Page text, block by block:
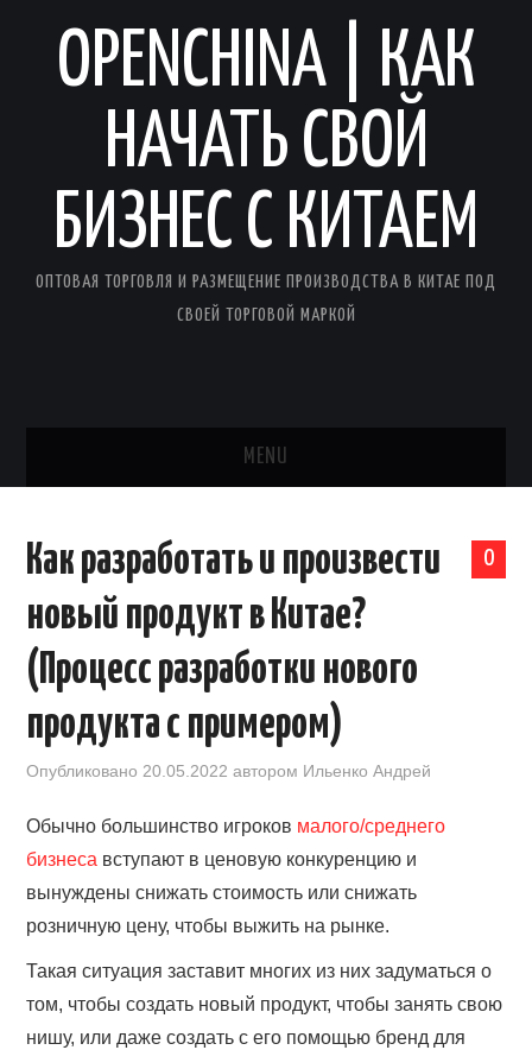
OPENCHINA | КАК
НАЧАТЬ СВОЙ
БИЗНЕС С КИТАЕМ
ОПТОВАЯ ТОРГОВЛЯ И РАЗМЕЩЕНИЕ ПРОИЗВОДСТВА В КИТАЕ ПОД
СВОЕЙ ТОРГОВОЙ МАРКОЙ
MENU
КАЛЕНДАРЬ ВЫСТАВОК В КИТАЕ
НОВОСТИ КИТАЯ
КЛУБ ИМПОРТЕРОВ
УСЛУГИ ПО БИЗНЕСУ С КИТАЕМ |
ТОВАРЫ ИЗ КИТАЯ
СТАТЬИ
0
Как разработать и произвести
новый продукт в Китае?
(Процесс разработки нового
продукта с примером)
Опубликовано 20.05.2022 автором Ильенко Андрей
Обычно большинство игроков малого/среднего
бизнеса вступают в ценовую конкуренцию и
вынуждены снижать стоимость или снижать
розничную цену, чтобы выжить на рынке.
Такая ситуация заставит многих из них задуматься о
том, чтобы создать новый продукт, чтобы занять свою
нишу, или даже создать с его помощью бренд для